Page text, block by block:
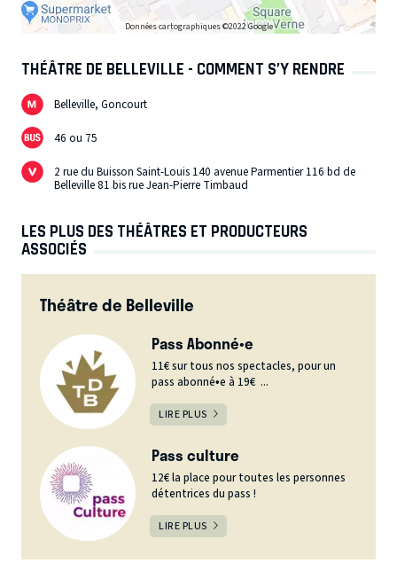
Données cartographiques ©2022 Google
THÉÂTRE DE BELLEVILLE - COMMENT S’Y RENDRE
Belleville, Goncourt
46 ou 75
2 rue du Buisson Saint-Louis 140 avenue Parmentier 116 bd de
Belleville 81 bis rue Jean-Pierre Timbaud
LES PLUS DES THÉÂTRES ET PRODUCTEURS
ASSOCIÉS
Théâtre de Belleville
Pass Abonné•e
11€ sur tous nos spectacles, pour un
pass abonné•e à 19€ ...
LIRE PLUS
Pass culture
12€ la place pour toutes les personnes
détentrices du pass !
LIRE PLUS